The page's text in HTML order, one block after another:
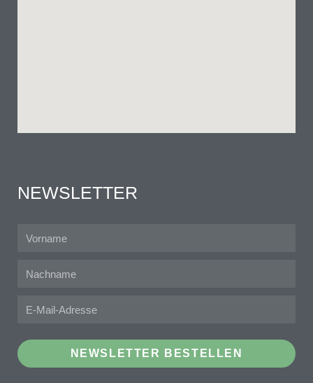
NEWSLETTER
NEWSLETTER BESTELLEN